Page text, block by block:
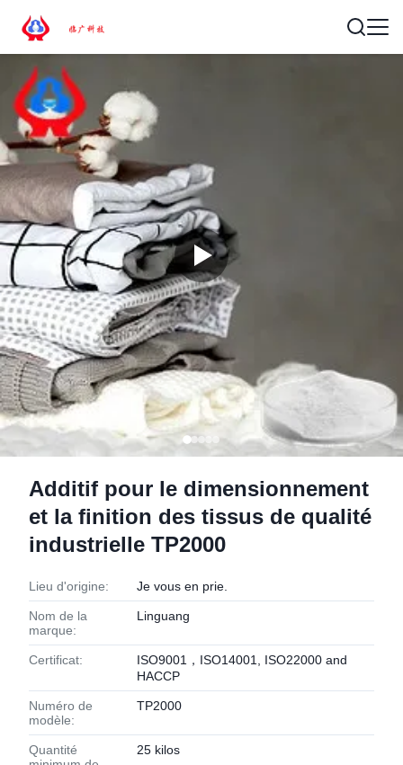
Additif pour le dimensionnement
et la finition des tissus de qualité
industrielle TP2000
Lieu d'origine: Je vous en prie.
Nom de la
marque:
Linguang
Certificat:
ISO9001，ISO14001, ISO22000 and
HACCP
Numéro de
modèle:
TP2000
Quantité
25 kilos